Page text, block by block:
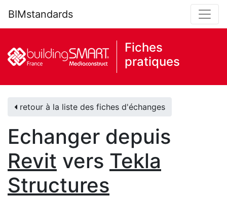
BIMstandards
Fiches
pratiques
retour à la liste des fiches d'échanges
Echanger depuis
Revit vers Tekla
Structures